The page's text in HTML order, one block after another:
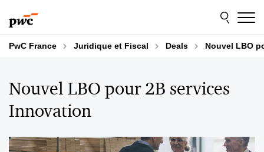
au
contenu
au
pied
dePwC France Juridique et Fiscal Deals Nouvel LBO
Nouvel LBO pour 2B services
Innovation